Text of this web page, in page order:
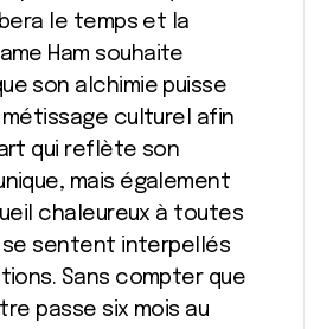
le temps et la
Ham souhaite
son alchimie puisse
culturel afin
qui reflète son
mais également
chaleureux à toutes
se sentent interpellés
Sans compter que
passe six mois au